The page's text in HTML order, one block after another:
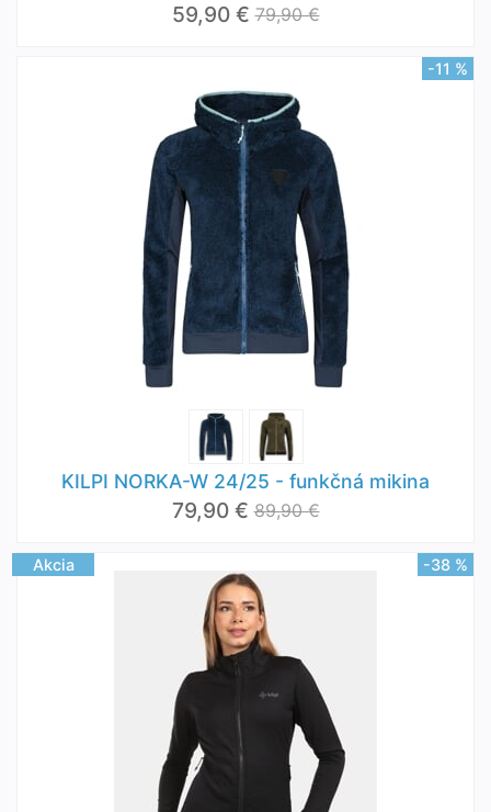
59,90 € 79,90 €
-11 %
KILPI NORKA-W 24/25 - funkčná mikina
79,90 € 89,90 €
Akcia -38 %